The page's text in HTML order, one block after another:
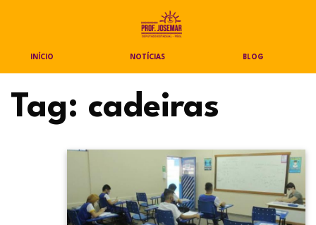
INÍCIO NOTÍCIAS BLOG
Tag: cadeiras